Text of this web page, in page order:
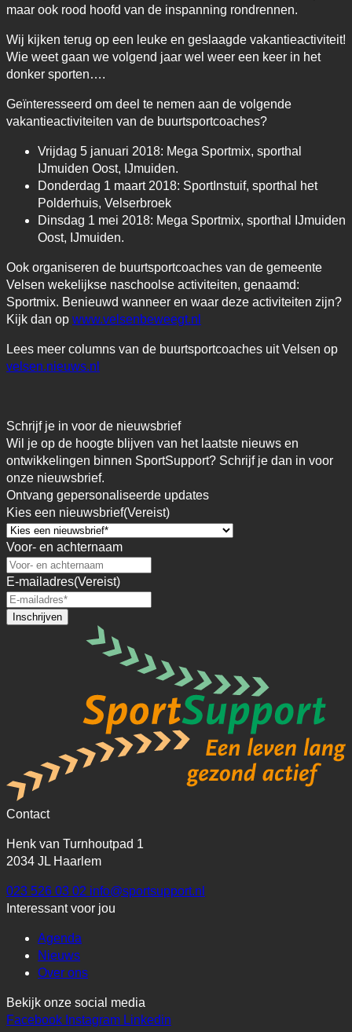
maar ook rood hoofd van de inspanning rondrennen.
Wij kijken terug op een leuke en geslaagde vakantieactiviteit!
Wie weet gaan we volgend jaar wel weer een keer in het
donker sporten….
Geïnteresseerd om deel te nemen aan de volgende
vakantieactiviteiten van de buurtsportcoaches?
Vrijdag 5 januari 2018: Mega Sportmix, sporthal
IJmuiden Oost, IJmuiden.
Donderdag 1 maart 2018: SportInstuif, sporthal het
Polderhuis, Velserbroek
Dinsdag 1 mei 2018: Mega Sportmix, sporthal IJmuiden
Oost, IJmuiden.
Ook organiseren de buurtsportcoaches van de gemeente
Velsen wekelijkse naschoolse activiteiten, genaamd:
Sportmix. Benieuwd wanneer en waar deze activiteiten zijn?
Kijk dan op www.velsenbeweegt.nl
Lees meer columns van de buurtsportcoaches uit Velsen op
velsen.nieuws.nl
Schrijf je in voor de nieuwsbrief
Wil je op de hoogte blijven van het laatste nieuws en
ontwikkelingen binnen SportSupport? Schrijf je dan in voor
onze nieuwsbrief.
Ontvang gepersonaliseerde updates
Kies een nieuwsbrief(Vereist)
Voor- en achternaam
E-mailadres(Vereist)
Contact
Henk van Turnhoutpad 1
2034 JL Haarlem
023 526 03 02 info@sportsupport.nl
Interessant voor jou
Agenda
Nieuws
Over ons
Bekijk onze social media
Facebook Instagram Linkedin